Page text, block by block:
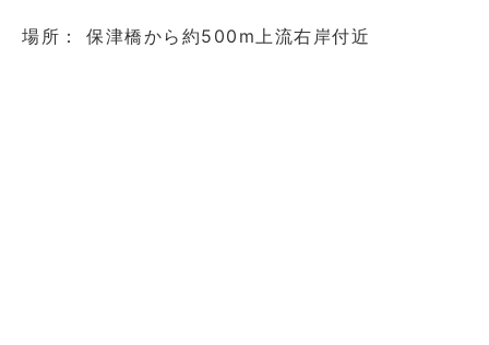
場所： 保津橋から約500m上流右岸付近